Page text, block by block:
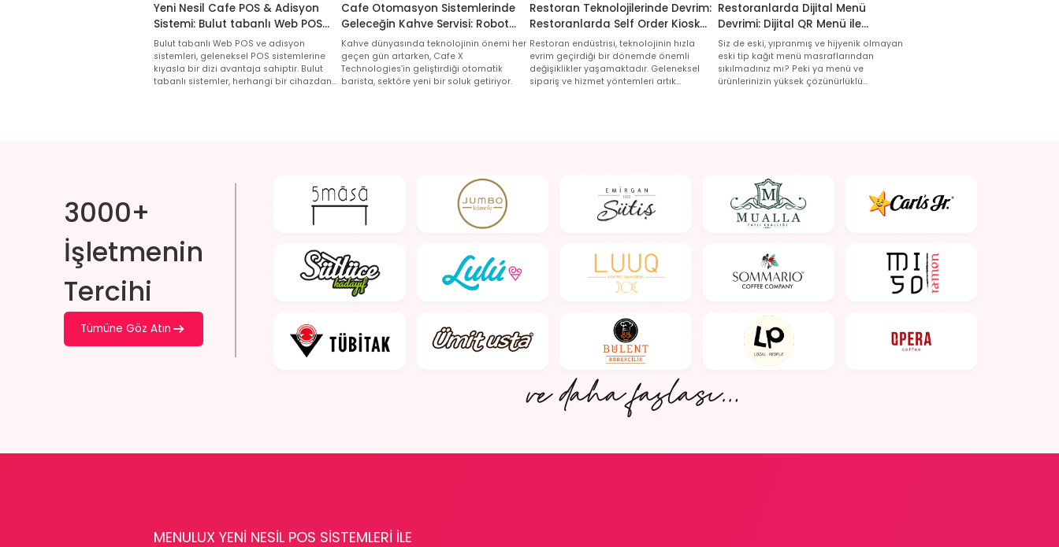
Yeni Nesil Cafe POS & Adisyon
Sistemi: Bulut tabanlı Web POS
Sisteminin Temel Özellikleri
Bulut tabanlı Web POS ve adisyon
sistemleri, geleneksel POS sistemlerine
kıyasla bir dizi avantaja sahiptir. Bulut
tabanlı sistemler, herhangi bir cihazdan
Cafe Otomasyon Sistemlerinde
Geleceğin Kahve Servisi: Robot
Barista ile Saatte 120 Fincan
Kahve
Kahve dünyasında teknolojinin önemi her
geçen gün artarken, Cafe X
Technologies’in geliştirdiği otomatik
barista, sektöre yeni bir soluk getiriyor.
Restoran Teknolojilerinde Devrim:
Restoranlarda Self Order Kiosk
Sipariş Sistemlerinin Yükselişi
Restoran endüstrisi, teknolojinin hızla
evrim geçirdiği bir dönemde önemli
değişiklikler yaşamaktadır. Geleneksel
sipariş ve hizmet yöntemleri artık
Restoranlarda Dijital Menü
Devrimi: Dijital QR Menü ile
Etkileyici Sunumlar, Müşteri
Memnuniyeti ve Verimlilik
Siz de eski, yıpranmış ve hijyenik olmayan
eski tip kağıt menü masraflarından
sıkılmadınız mı? Peki ya menü ve
ürünlerinizin yüksek çözünürlüklü
3000+
İşletmenin
Tercihi
Tümüne Göz Atın
MENULUX YENİ NESİL POS SİSTEMLERİ İLE